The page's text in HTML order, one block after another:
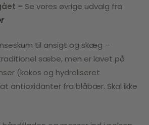
– Se vores øvrige udvalg fra
til ansigt og skæg –
sæbe, men er lavet på
(kokos og hydroliseret
antioxidanter fra blåbær. Skal ikke